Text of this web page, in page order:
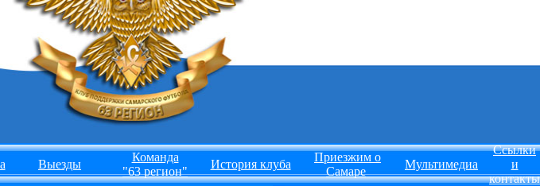
Выезды
Команда
"63 регион"
История клуба
Приезжим о
Самаре
Мультимедиа
Ссылки
и
контакты